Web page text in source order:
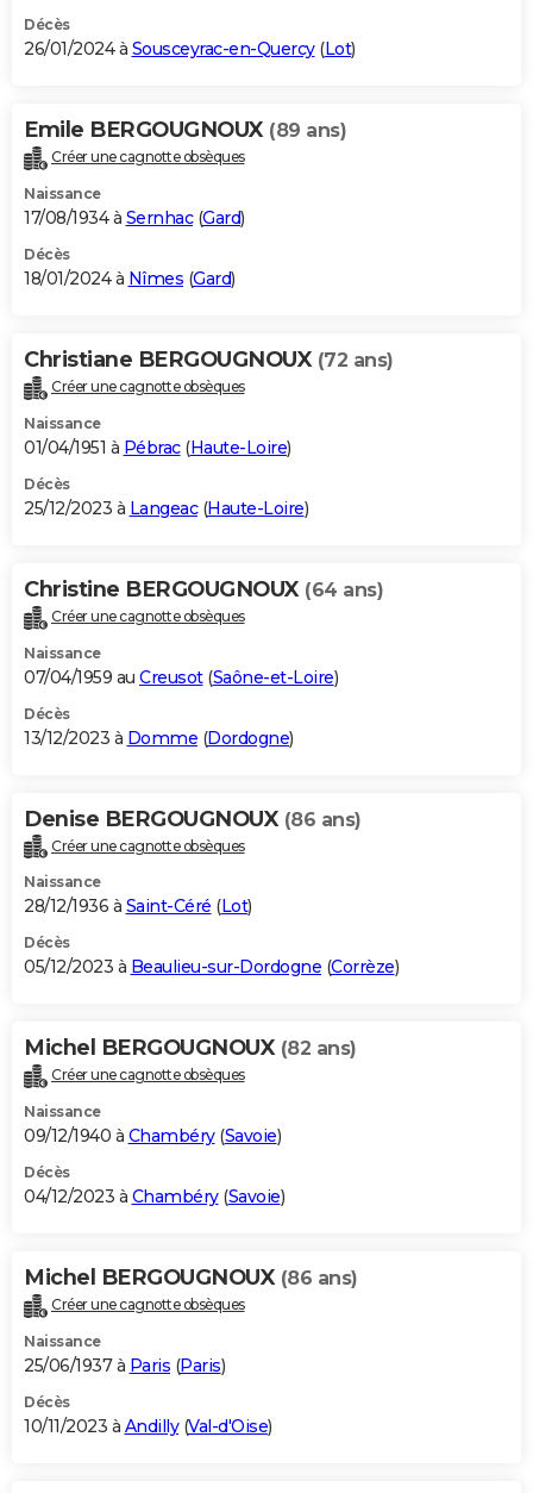
Décès
26/01/2024 à Sousceyrac-en-Quercy(Lot)
Emile BERGOUGNOUX (89 ans)
Créer une cagnotte obsèques
Naissance
17/08/1934 à Sernhac(Gard)
Décès
18/01/2024 à Nîmes (Gard)
Christiane BERGOUGNOUX (72 ans)
Créer une cagnotte obsèques
Naissance
01/04/1951 à Pébrac(Haute-Loire)
Décès
25/12/2023 à Langeac(Haute-Loire)
Christine BERGOUGNOUX (64 ans)
Créer une cagnotte obsèques
Naissance
07/04/1959 au Creusot(Saône-et-Loire)
Décès
13/12/2023 à Domme (Dordogne)
Denise BERGOUGNOUX (86 ans)
Créer une cagnotte obsèques
Naissance
28/12/1936 à Saint-Céré (Lot)
Décès
05/12/2023 à Beaulieu-sur-Dordogne (Corrèze)
Michel BERGOUGNOUX (82 ans)
Créer une cagnotte obsèques
Naissance
09/12/1940 à Chambéry(Savoie)
Décès
04/12/2023 à Chambéry(Savoie)
Michel BERGOUGNOUX (86 ans)
Créer une cagnotte obsèques
Naissance
25/06/1937 à Paris (Paris)
Décès
10/11/2023 à Andilly(Val-d'Oise)